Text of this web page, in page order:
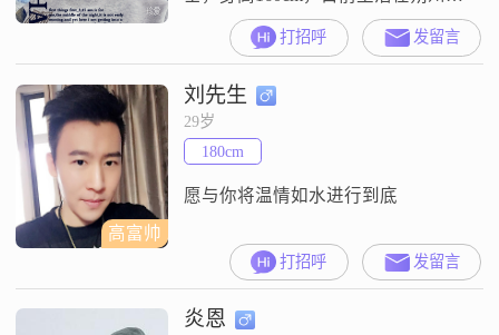
##3002##我拥有大专学历，现在的
工作月收入在3001到5000元之间
##3002##我性格幽默风趣，总是能
给身边的人带来欢笑##3002##在生
活中，我是一个乐观积极的人，无
论遇到什么困难，都能以积极的态
度去面对##3002##家庭对我来说非
常重
打招呼 发留言
高富帅
刘先生
29岁
180cm
愿与你将温情如水进行到底
打招呼 发留言
炎恩